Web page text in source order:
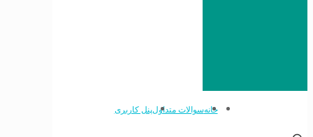
خانهسوالات متداولپنل کاربری